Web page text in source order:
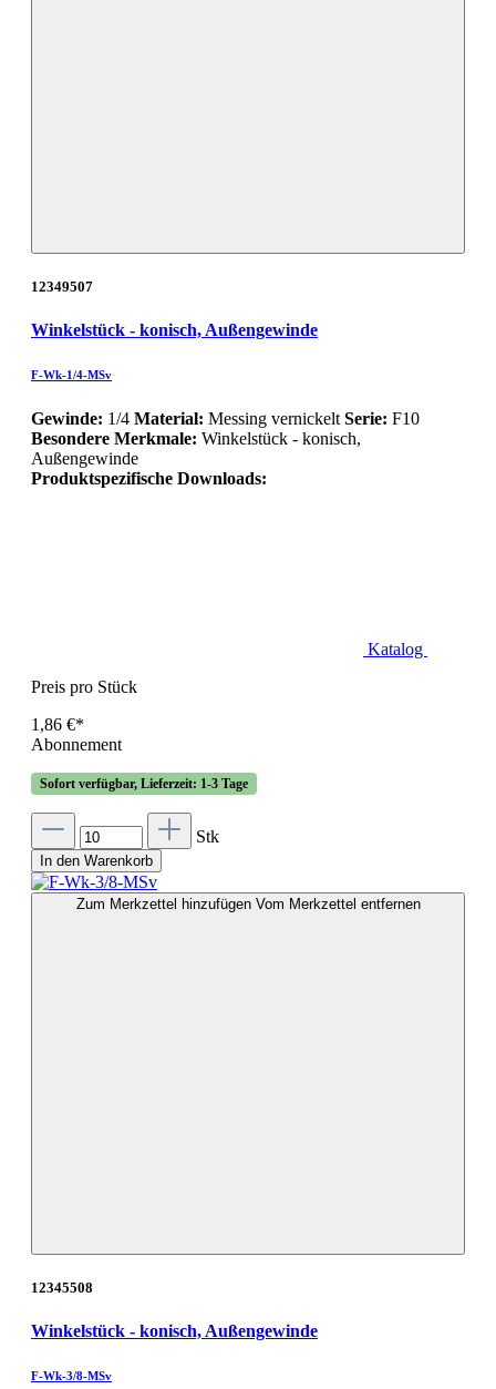
12349507
Winkelstück - konisch, Außengewinde
F-Wk-1/4-MSv
Gewinde: 1/4 Material: Messing vernickelt Serie: F10
Besondere Merkmale: Winkelstück - konisch,
Außengewinde
Produktspezifische Downloads:
Katalog
Preis pro Stück
1,86 €*
Abonnement
Sofort verfügbar, Lieferzeit: 1-3 Tage
Stk
In den Warenkorb
Zum Merkzettel hinzufügen Vom Merkzettel entfernen
12345508
Winkelstück - konisch, Außengewinde
F-Wk-3/8-MSv